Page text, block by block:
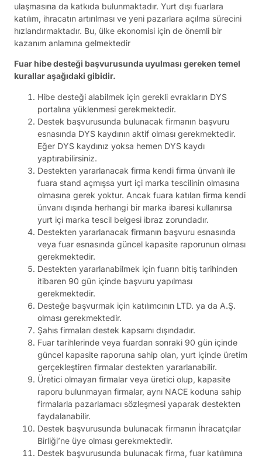
ulaşmasına da katkıda bulunmaktadır. Yurt dışı fuarlara
katılım, ihracatın artırılması ve yeni pazarlara açılma sürecini
hızlandırmaktadır. Bu, ülke ekonomisi için de önemli bir
kazanım anlamına gelmektedir
Fuar hibe desteği başvurusunda uyulması gereken temel
kurallar aşağıdaki gibidir.
Hibe desteği alabilmek için gerekli evrakların DYS
portalına yüklenmesi gerekmektedir.
Destek başvurusunda bulunacak firmanın başvuru
esnasında DYS kaydının aktif olması gerekmektedir.
Eğer DYS kaydınız yoksa hemen DYS kaydı
yaptırabilirsiniz.
Destekten yararlanacak firma kendi firma ünvanlı ile
fuara stand açmışsa yurt içi marka tescilinin olmasına
olmasına gerek yoktur. Ancak fuara katılan firma kendi
ünvanı dışında herhangi bir marka ibaresi kullanırsa
yurt içi marka tescil belgesi ibraz zorundadır.
Destekten yararlanacak firmanın başvuru esnasında
veya fuar esnasında güncel kapasite raporunun olması
gerekmektedir.
Destekten yararlanabilmek için fuarın bitiş tarihinden
itibaren 90 gün içinde başvuru yapılması
gerekmektedir.
Desteğe başvurmak için katılımcının LTD. ya da A.Ş.
olması gerekmektedir.
Şahıs firmaları destek kapsamı dışındadır.
Fuar tarihlerinde veya fuardan sonraki 90 gün içinde
güncel kapasite raporuna sahip olan, yurt içinde üretim
gerçekleştiren firmalar destekten yararlanabilir.
Üretici olmayan firmalar veya üretici olup, kapasite
raporu bulunmayan firmalar, aynı NACE koduna sahip
firmalarla pazarlamacı sözleşmesi yaparak destekten
faydalanabilir.
Destek başvurusunda bulunacak firmanın İhracatçılar
Birliği’ne üye olması gerekmektedir.
Destek başvurusunda bulunacak firma, fuar katılımına